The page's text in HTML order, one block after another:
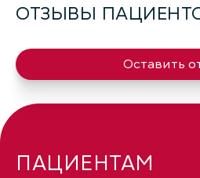
ОТЗЫВЫ
Оставить
ПАЦИЕНТАМ